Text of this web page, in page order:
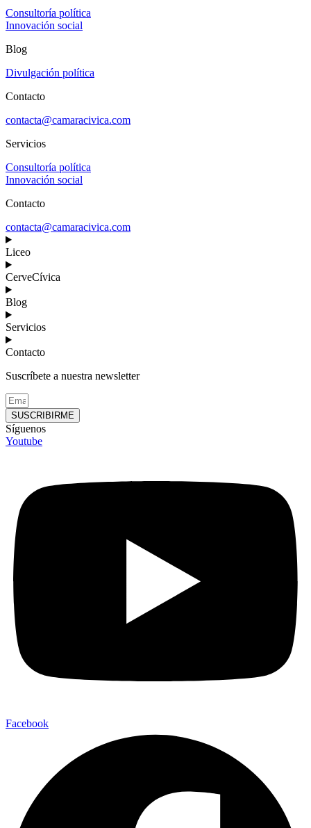
Consultoría política
Innovación social
Blog
Divulgación política
Contacto
contacta@camaracivica.com
Servicios
Consultoría política
Innovación social
Contacto
contacta@camaracivica.com
Liceo
CerveCívica
Blog
Servicios
Contacto
Suscríbete a nuestra newsletter
SUSCRIBIRME
Síguenos
Youtube
Facebook